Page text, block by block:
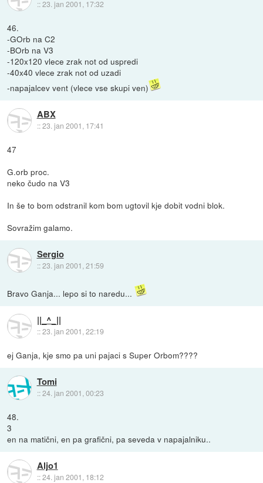
::23. jan 2001, 17:32
46.
-GOrb na C2
-BOrb na V3
-120x120 vlece zrak not od uspredi
-40x40 vlece zrak not od uzadi
-napajalcev vent (vlece vse skupi ven)
ABX
::23. jan 2001, 17:41
47
G.orb proc.
neko čudo na V3
In še to bom odstranil kom bom ugtovil kje dobit vodni blok.
Sovražim galamo.
Sergio
::23. jan 2001, 21:59
Bravo Ganja... lepo si to naredu...
||_^_||
::23. jan 2001, 22:19
ej Ganja, kje smo pa uni pajaci s Super Orbom????
Tomi
::24. jan 2001, 00:23
48.
3
en na matični, en pa grafični, pa seveda v napajalniku..
Aljo1
::24. jan 2001, 18:12